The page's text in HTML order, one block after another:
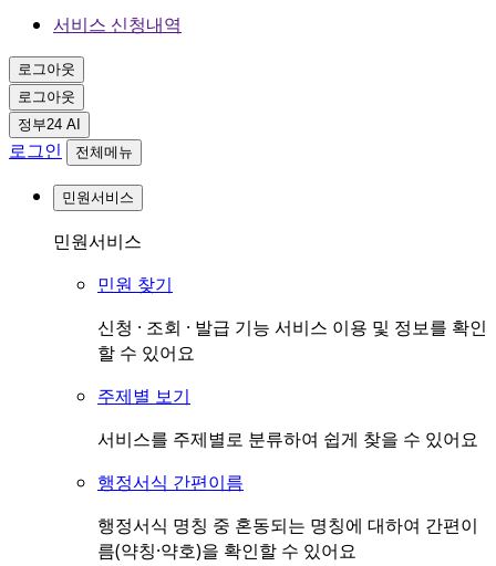
서비스 신청내역
로그아웃
로그아웃
정부24 AI
로그인 전체메뉴
민원서비스
민원서비스
민원 찾기
신청 · 조회 · 발급 기능 서비스 이용 및 정보를 확인
할 수 있어요
주제별 보기
서비스를 주제별로 분류하여 쉽게 찾을 수 있어요
행정서식 간편이름
행정서식 명칭 중 혼동되는 명칭에 대하여 간편이
름(약칭·약호)을 확인할 수 있어요